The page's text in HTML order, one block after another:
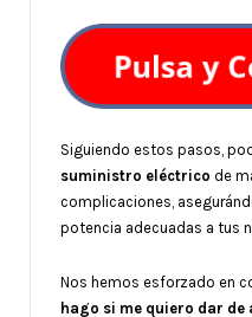
Siguiendo estos pasos,
suministro eléctrico de
complicaciones,
potencia adecuadas a tus
Nos hemos esforzado en
hago si me quiero dar